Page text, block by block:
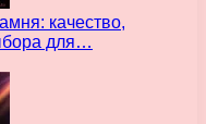
качество,
для…